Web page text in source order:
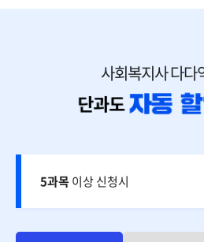
사회복지사 다다
5과목이상 신청시